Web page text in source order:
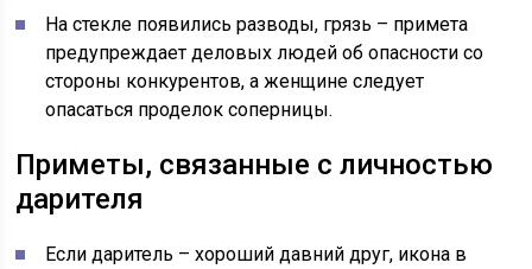
На стекле появились разводы, грязь – примета
предупреждает деловых людей об опасности со
стороны конкурентов, а женщине следует
опасаться проделок соперницы.
Приметы, связанные с личностью
дарителя
Если даритель – хороший давний друг, икона в